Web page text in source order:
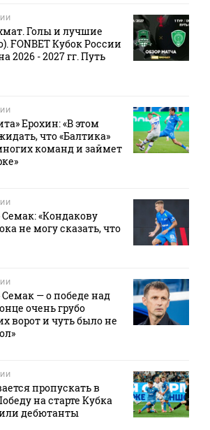
Голы и лучшие
FONBET Кубок России
2026 - 2027 гг. Путь
Ерохин: «В этом
что «Балтика»
команд и займет
Семак: «Кондакову
не могу сказать, что
Семак — о победе над
очень грубо
ворот и чуть было не
пропускать в
на старте Кубка
дебютанты